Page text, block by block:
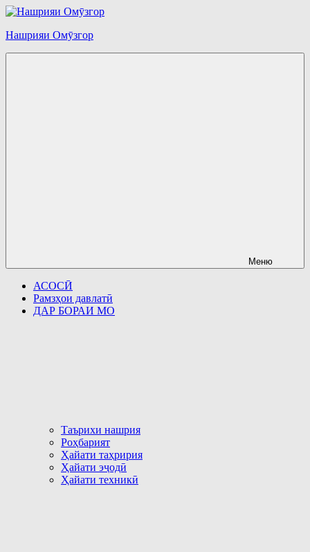
Перейти
содержимому
Нашрияи Омӯзгор
Меню
АСОСӢ
Рамзҳои давлатӣ
ДАР БОРАИ МО
Таърихи нашрия
Роҳбарият
Ҳайати таҳририя
Ҳайати эҷодӣ
Ҳайати техникӣ